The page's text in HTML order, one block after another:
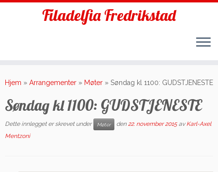
to
Filadelfia Fredrikstad
Hjem » Arrangementer » Møter » Søndag kl 1100: GUDSTJENESTE
Søndag kl 1100: GUDSTJENESTE
Dette innlegget er skrevet under Møter den22. november 2015 avKarl-Axel
Mentzoni